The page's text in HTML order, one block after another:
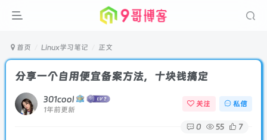
首页 Linux学习笔记 正文
分享一个自用便宜备案方法，十块钱搞定
301cool
1年前更新
关注 私信
0 55 7